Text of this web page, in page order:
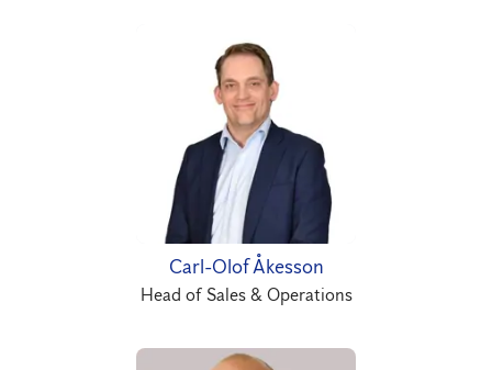
Carl-Olof Åkesson
Head of Sales & Operations